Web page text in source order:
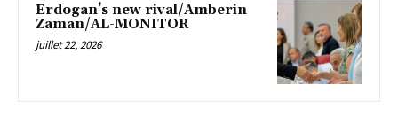
Erdogan’s new rival/Amberin
Zaman/AL-MONITOR
juillet 22, 2026